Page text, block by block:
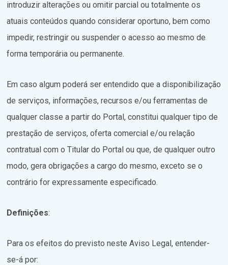
introduzir alterações ou omitir parcial ou totalmente os
atuais conteúdos quando considerar oportuno, bem como
impedir, restringir ou suspender o acesso ao mesmo de
forma temporária ou permanente.
Em caso algum poderá ser entendido que a disponibilização
de serviços, informações, recursos e/ou ferramentas de
qualquer classe a partir do Portal, constitui qualquer tipo de
prestação de serviços, oferta comercial e/ou relação
contratual com o Titular do Portal ou que, de qualquer outro
modo, gera obrigações a cargo do mesmo, exceto se o
contrário for expressamente especificado.
Definições:
Para os efeitos do previsto neste Aviso Legal, entender-
se-á por: